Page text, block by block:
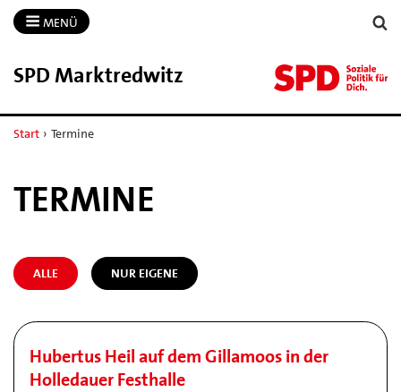
MENÜ
SPD Marktredwitz
Start › Termine
TERMINE
ALLE NUR EIGENE
Hubertus Heil auf dem Gillamoos in der
Holledauer Festhalle